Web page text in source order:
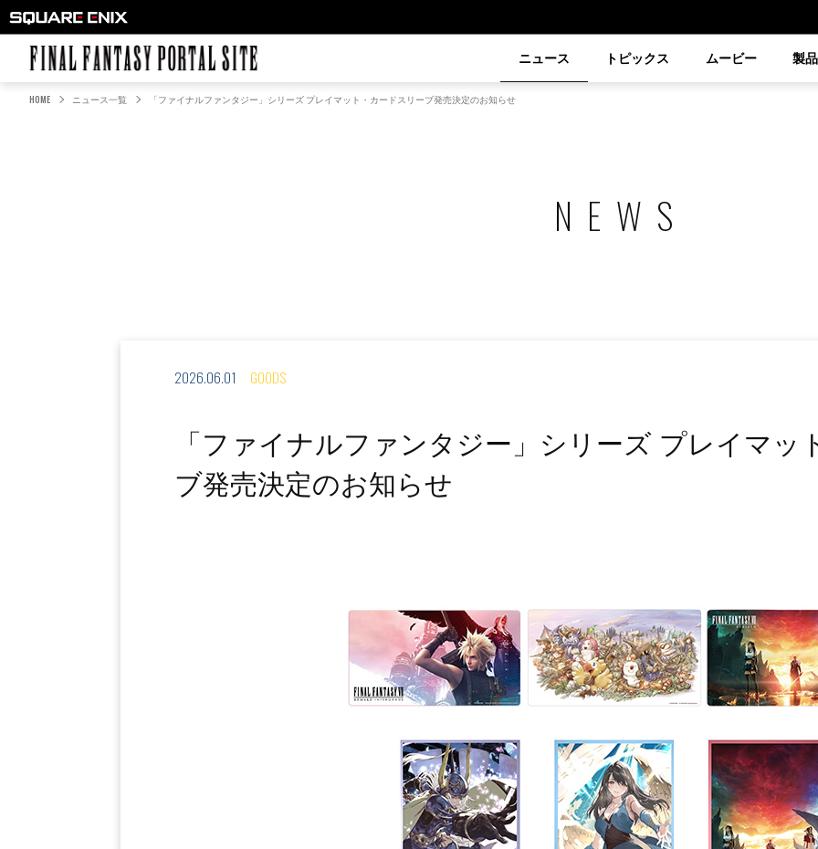
ニュース トピックス ムービー 製
HOME ニュース一覧 「ファイナルファンタジー」シリーズ プレイマット・カードスリーブ発売決定のお知らせ
NEWS
GOODS
2026.06.01
「ファイナルファンタジー」シリーズ プレイマッ
ブ発売決定のお知らせ